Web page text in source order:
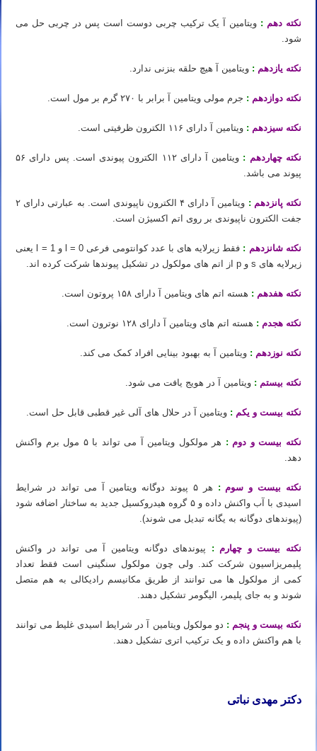
نکته دهم : ویتامین آ یک ترکیب چربی دوست است پس در چربی حل می
شود.
نکته یازدهم : ویتامین آ هیچ حلقه بنزنی ندارد.
نکته دوازدهم : جرم مولی ویتامین آ برابر با ۲۷۰ گرم بر مول است.
نکته سیزدهم : ویتامین آ دارای ۱۱۶ الکترون ظرفیتی است.
نکته چهاردهم :
ویتامین آ دارای ۱۱۲ الکترون پیوندی است. پس دارای ۵۶
پیوند می باشد.
نکته پانزدهم :
ویتامین آ دارای ۴ الکترون ناپیوندی است. به عبارتی دارای ۲
جفت الکترون ناپیوندی بر روی اتم اکسیژن است.
نکته شانزدهم :
فقط زیرلایه های با عدد کوانتومی فرعی l = 0 و l = 1 یعنی
زیرلایه های s و p از اتم های مولکول در تشکیل پیوندها شرکت کرده اند.
نکته هفدهم : هسته اتم های ویتامین آ دارای ۱۵۸ پروتون است.
نکته هجدم : هسته اتم های ویتامین آ دارای ۱۲۸ نوترون است.
نکته نوزدهم : ویتامین آ به بهبود بینایی افراد کمک می کند.
نکته بیستم : ویتامین آ در هویج یافت می شود.
نکته بیست و یکم : ویتامین آ در حلال های آلی غیر قطبی قابل حل است.
نکته بیست و دوم :
هر مولکول ویتامین آ می تواند با ۵ مول برم واکنش
دهد.
نکته بیست و سوم :
هر ۵ پیوند دوگانه ویتامین آ می تواند در شرایط
اسیدی با آب واکنش داده و ۵ گروه هیدروکسیل جدید به ساختار اضافه شود
(پیوندهای دوگانه به یگانه تبدیل می شوند).
نکته بیست و چهارم : پیوندهای دوگانه ویتامین آ می تواند در واکنش
پلیمریزاسیون شرکت کند. ولی چون مولکول سنگینی است فقط تعداد
کمی از مولکول ها می توانند از طریق مکانیسم رادیکالی به هم متصل
شوند و به جای پلیمر، الیگومر تشکیل دهند.
نکته بیست و پنجم : دو مولکول ویتامین آ در شرایط اسیدی غلیط می توانند
با هم واکنش داده و یک ترکیب اتری تشکیل دهند.
دکتر مهدی نباتی